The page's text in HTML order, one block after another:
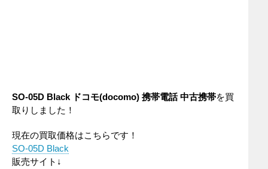
SO-05D Black ドコモ(docomo) 携帯電話中古携帯を買
取りしました！
現在の買取価格はこちらです！
SO-05D Black
販売サイト↓